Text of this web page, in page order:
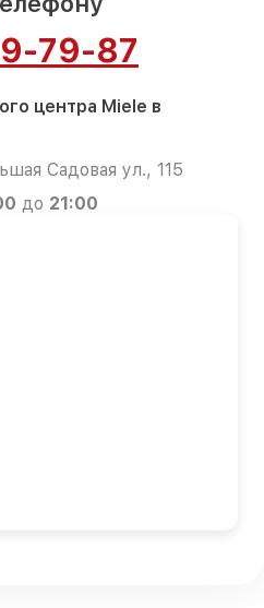
79-87
центра Miele в
Садовая ул., 115
до 21:00